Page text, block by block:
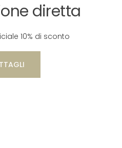
diretta
10% di sconto